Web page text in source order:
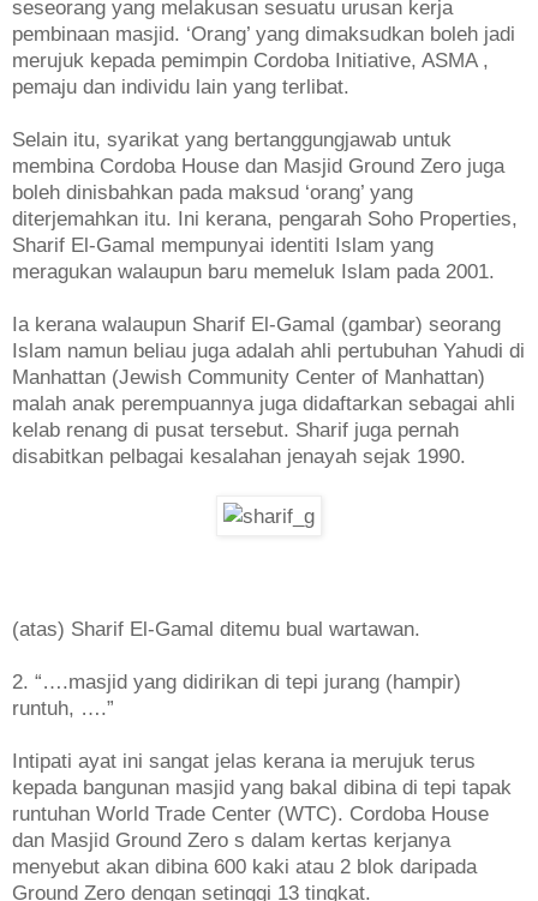
seseorang yang melakusan sesuatu urusan kerja
pembinaan masjid. ‘Orang’ yang dimaksudkan boleh jadi
merujuk kepada pemimpin Cordoba Initiative, ASMA ,
pemaju dan individu lain yang terlibat.
Selain itu, syarikat yang bertanggungjawab untuk
membina Cordoba House dan Masjid Ground Zero juga
boleh dinisbahkan pada maksud ‘orang’ yang
diterjemahkan itu. Ini kerana, pengarah Soho Properties,
Sharif El-Gamal mempunyai identiti Islam yang
meragukan walaupun baru memeluk Islam pada 2001.
Ia kerana walaupun Sharif El-Gamal (gambar) seorang
Islam namun beliau juga adalah ahli pertubuhan Yahudi di
Manhattan (Jewish Community Center of Manhattan)
malah anak perempuannya juga didaftarkan sebagai ahli
kelab renang di pusat tersebut. Sharif juga pernah
disabitkan pelbagai kesalahan jenayah sejak 1990.
(atas) Sharif El-Gamal ditemu bual wartawan.
2. “….masjid yang didirikan di tepi jurang (hampir)
runtuh, ….”
Intipati ayat ini sangat jelas kerana ia merujuk terus
kepada bangunan masjid yang bakal dibina di tepi tapak
runtuhan World Trade Center (WTC). Cordoba House
dan Masjid Ground Zero s dalam kertas kerjanya
menyebut akan dibina 600 kaki atau 2 blok daripada
Ground Zero dengan setinggi 13 tingkat.